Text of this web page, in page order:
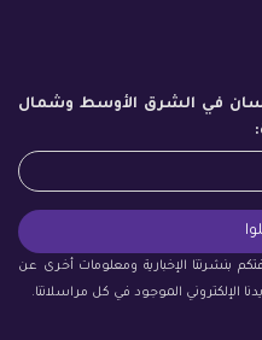
في الشرق الأوسط وشمال
بنشرتنا الإخبارية ومعلومات أخرى عن
الإلكتروني الموجود في كل مراسلاتنا.